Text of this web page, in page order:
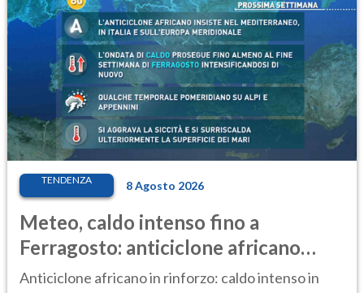
TENDENZA 8 Agosto 2026
Meteo, caldo intenso fino a
Ferragosto: anticiclone africano
ancora protagonista
Anticiclone africano in rinforzo: caldo intenso in